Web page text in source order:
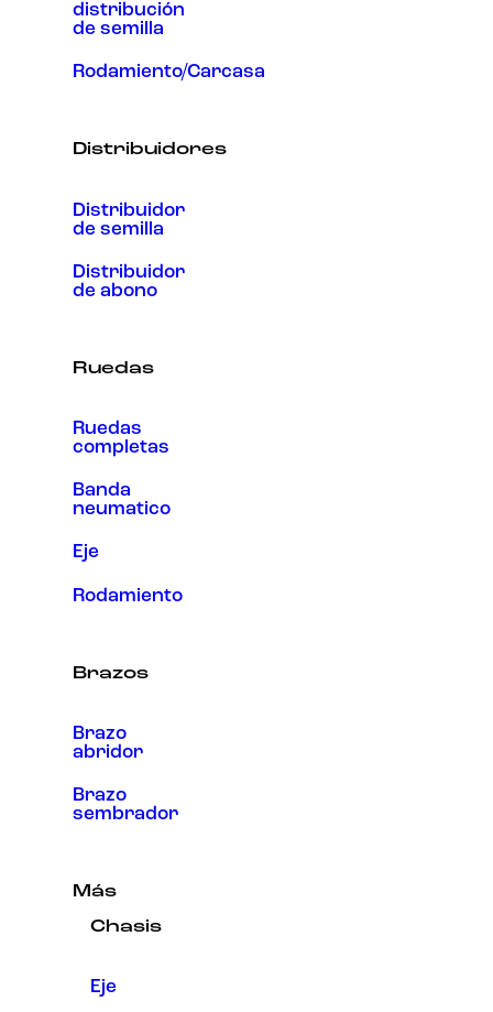
distribución
de semilla
Rodamiento/Carcasa
Distribuidores
Distribuidor
de semilla
Distribuidor
de abono
Ruedas
Ruedas
completas
Banda
neumatico
Eje
Rodamiento
Brazos
Brazo
abridor
Brazo
sembrador
Más
Chasis
Eje